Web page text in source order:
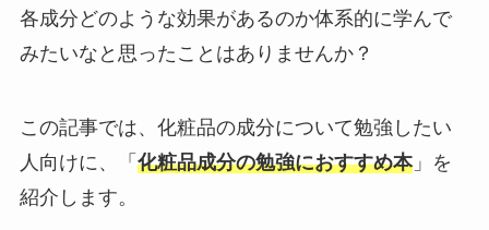
各成分どのような効果があるのか体系的に学んで
みたいなと思ったことはありませんか？
この記事では、化粧品の成分について勉強したい
人向けに、「 化粧品成分の勉強におすすめ本」を
紹介します。